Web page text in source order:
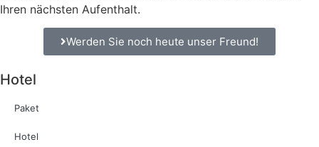
Ihren nächsten Aufenthalt.
Werden Sie noch heute unser Freund!
Hotel
Paket
Hotel